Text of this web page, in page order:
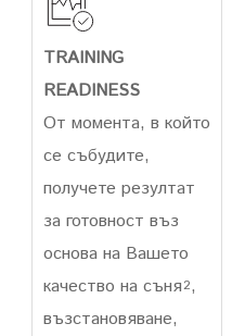
TRAINING
READINESS
От момента, в който
се събудите,
получете резултат
за готовност въз
основа на Вашето
качество на съня2,
възстановяване,